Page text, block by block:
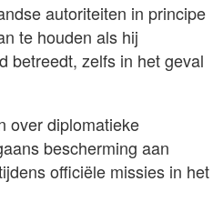
autoriteiten in principe
te houden als hij
betreedt, zelfs in het geval
over diplomatieke
bescherming aan
officiële missies in het